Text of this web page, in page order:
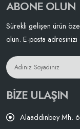
ABONE OLUN
Sürekli gelişen ürün
olun. E-posta
BIZE ULAŞIN
Alaaddinbey Mh.